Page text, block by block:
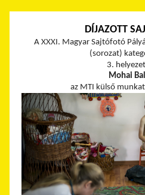
DÍJAZOTT
A XXXI. Magyar Sajtófotó
(sorozat)
3.
Mohai
az MTI külső